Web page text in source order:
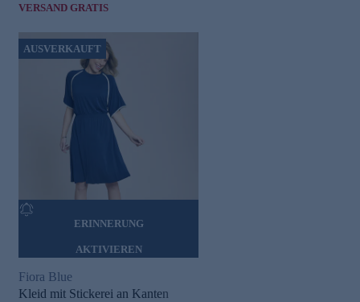
VERSAND GRATIS
AUSVERKAUFT
ERINNERUNG
AKTIVIEREN
Fiora Blue
Kleid mit Stickerei an Kanten